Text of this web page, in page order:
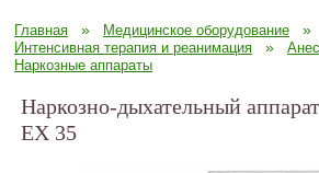
Главная » Медицинское оборудование »
Интенсивная терапия и реанимация »
Наркозные аппараты
Наркозно-дыхательный
EX 35